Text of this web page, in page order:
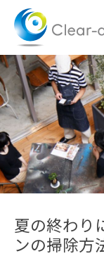
content
夏の終わり
ンの掃除方